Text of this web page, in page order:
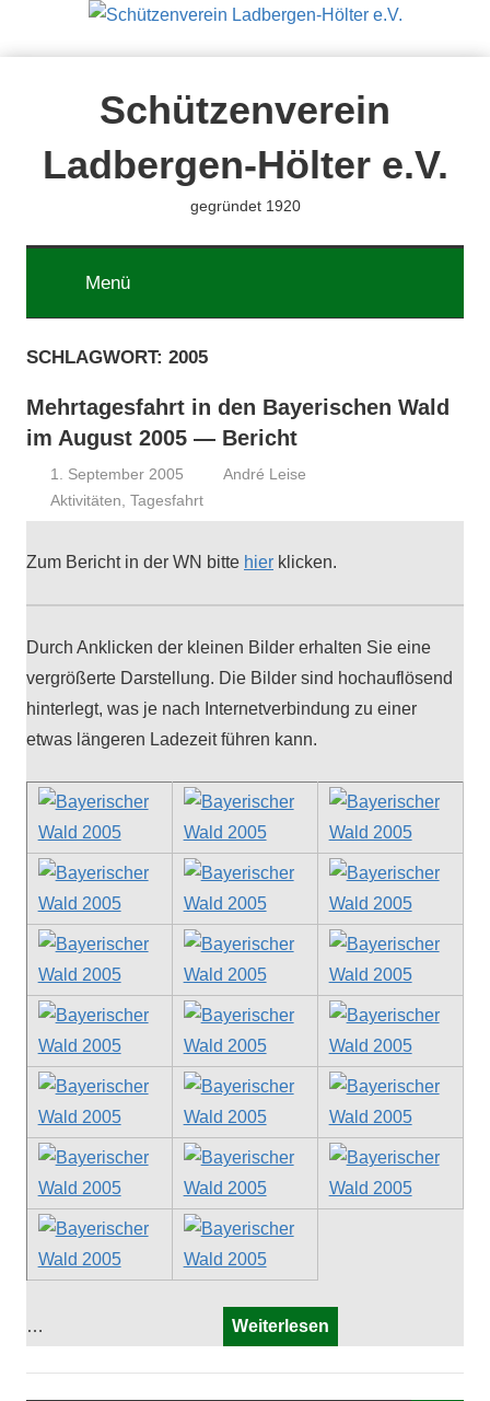
Schützenverein
Ladbergen-Hölter e.V.
gegründet 1920
Menü
SCHLAGWORT: 2005
Mehrtagesfahrt in den Bayerischen Wald
im August 2005 — Bericht
1. September 2005
André Leise
Aktivitäten ,Tagesfahrt
Zum Bericht in der WN bitte hier klicken.
Durch Anklick­en der kleinen Bilder erhal­ten Sie eine
ver­größerte Darstel­lung. Die Bilder sind hochau­flösend
hin­ter­legt, was je nach Inter­netverbindung zu ein­er
etwas län­geren Ladezeit führen kann.
… Weiterlesen